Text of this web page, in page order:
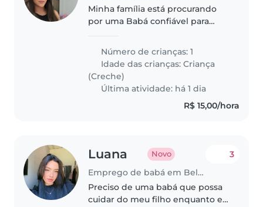
Minha família está procurando
por uma Babá confiável para
Ele é uma criança muito
amigável, faladora e adoradora
de brincadeiras. Gostaríamos de
uma..
Número de crianças: 1
Idade das crianças:Criança
(Creche)
Última atividade: há 1 dia
R$ 15,00/hora
Luana Novo
Emprego de babá em Belém
3
Preciso de uma babá que possa
cuidar do meu filho enquanto eu